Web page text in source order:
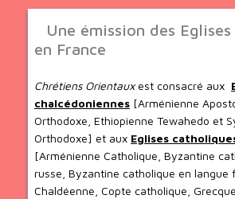
Une émission des
en France
Chrétiens Orientauxest consacré aux
chalcédoniennes [Arménienne
Orthodoxe, Ethiopienne Tewahedo et
Orthodoxe] et aux Eglises
[Arménienne Catholique, Byzantine
russe, Byzantine catholique en langue
Chaldéenne, Copte catholique,